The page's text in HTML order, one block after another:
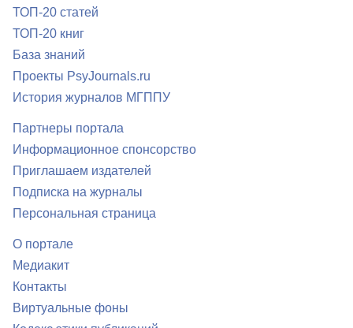
ТОП-20 статей
ТОП-20 книг
База знаний
Проекты PsyJournals.ru
История журналов МГППУ
Партнеры портала
Информационное спонсорство
Приглашаем издателей
Подписка на журналы
Персональная страница
О портале
Медиакит
Контакты
Виртуальные фоны